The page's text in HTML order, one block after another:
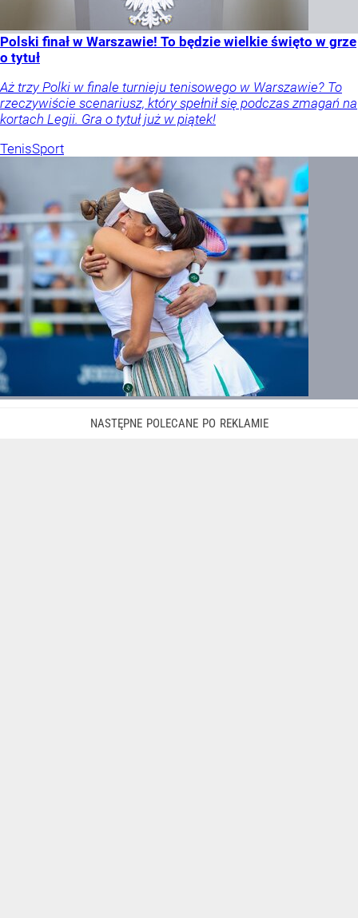
Polski finał w Warszawie! To będzie wielkie święto w grze
o tytuł
Aż trzy Polki w finale turnieju tenisowego w Warszawie? To
rzeczywiście scenariusz, który spełnił się podczas zmagań na
kortach Legii. Gra o tytuł już w piątek!
TenisSport